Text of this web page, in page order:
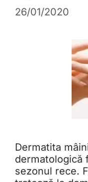
26/01/2020
Dermatita
dermatologică
sezonul rece.